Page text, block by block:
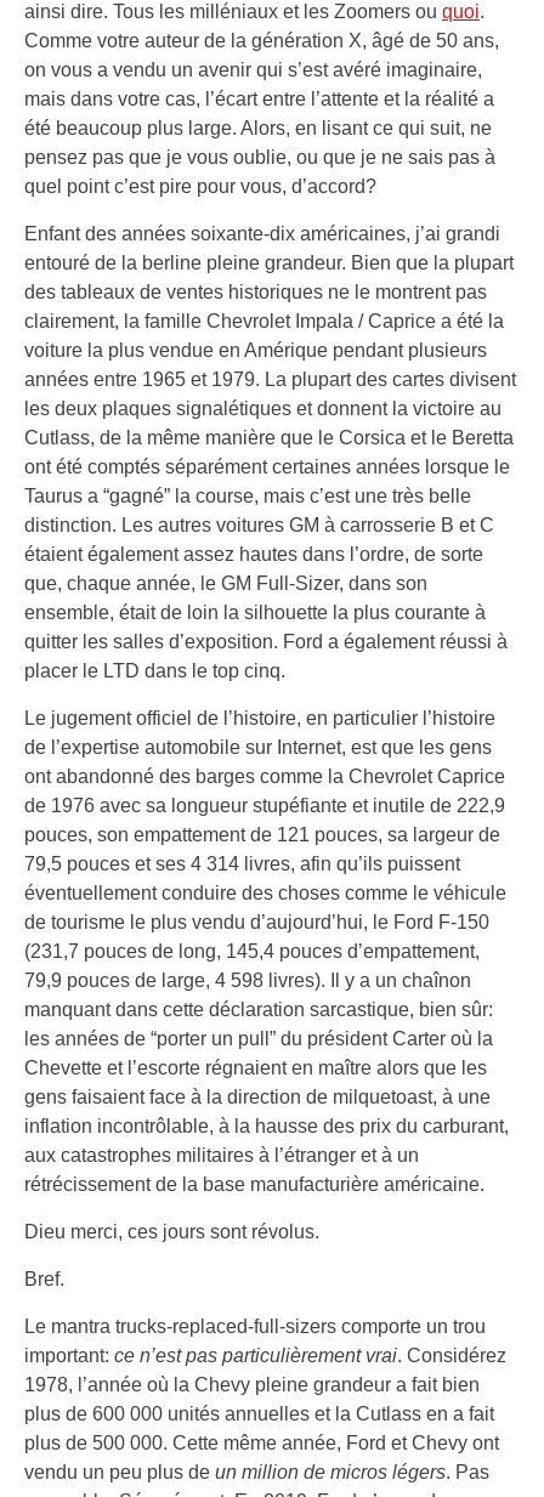
ainsi dire. Tous les milléniaux et les Zoomers ou quoi.
Comme votre auteur de la génération X, âgé de 50 ans,
on vous a vendu un avenir qui s’est avéré imaginaire,
mais dans votre cas, l’écart entre l’attente et la réalité a
été beaucoup plus large. Alors, en lisant ce qui suit, ne
pensez pas que je vous oublie, ou que je ne sais pas à
quel point c’est pire pour vous, d’accord?
Enfant des années soixante-dix américaines, j’ai grandi
entouré de la berline pleine grandeur. Bien que la plupart
des tableaux de ventes historiques ne le montrent pas
clairement, la famille Chevrolet Impala / Caprice a été la
voiture la plus vendue en Amérique pendant plusieurs
années entre 1965 et 1979. La plupart des cartes divisent
les deux plaques signalétiques et donnent la victoire au
Cutlass, de la même manière que le Corsica et le Beretta
ont été comptés séparément certaines années lorsque le
Taurus a “gagné” la course, mais c’est une très belle
distinction. Les autres voitures GM à carrosserie B et C
étaient également assez hautes dans l’ordre, de sorte
que, chaque année, le GM Full-Sizer, dans son
ensemble, était de loin la silhouette la plus courante à
quitter les salles d’exposition. Ford a également réussi à
placer le LTD dans le top cinq.
Le jugement officiel de l’histoire, en particulier l’histoire
de l’expertise automobile sur Internet, est que les gens
ont abandonné des barges comme la Chevrolet Caprice
de 1976 avec sa longueur stupéfiante et inutile de 222,9
pouces, son empattement de 121 pouces, sa largeur de
79,5 pouces et ses 4 314 livres, afin qu’ils puissent
éventuellement conduire des choses comme le véhicule
de tourisme le plus vendu d’aujourd’hui, le Ford F-150
(231,7 pouces de long, 145,4 pouces d’empattement,
79,9 pouces de large, 4 598 livres). Il y a un chaînon
manquant dans cette déclaration sarcastique, bien sûr:
les années de “porter un pull” du président Carter où la
Chevette et l’escorte régnaient en maître alors que les
gens faisaient face à la direction de milquetoast, à une
inflation incontrôlable, à la hausse des prix du carburant,
aux catastrophes militaires à l’étranger et à un
rétrécissement de la base manufacturière américaine.
Dieu merci, ces jours sont révolus.
Bref.
Le mantra trucks-replaced-full-sizers comporte un trou
important: ce n’est pas particulièrement vrai. Considérez
1978, l’année où la Chevy pleine grandeur a fait bien
plus de 600 000 unités annuelles et la Cutlass en a fait
plus de 500 000. Cette même année, Ford et Chevy ont
vendu un peu plus de un million de micros légers. Pas